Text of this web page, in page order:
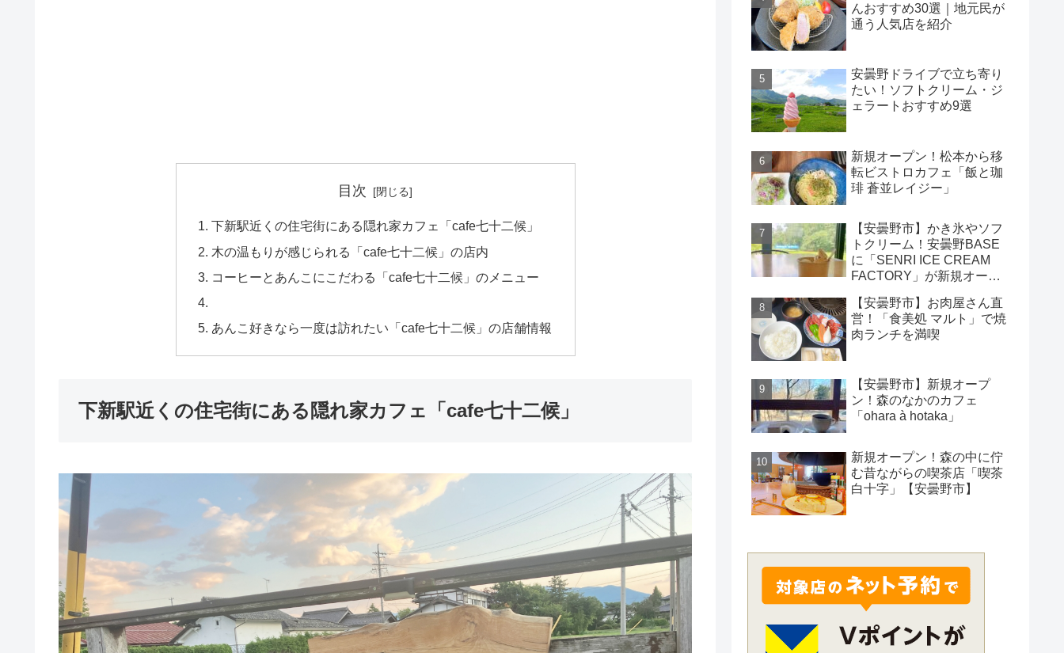
目次
下新駅近くの住宅街にある隠れ家カフェ「cafe七十二候」
木の温もりが感じられる「cafe七十二候」の店内
コーヒーとあんこにこだわる「cafe七十二候」のメニュー
あんこ好きなら一度は訪れたい「cafe七十二候」の店舗情報
下新駅近くの住宅街にある隠れ家カフェ「cafe七十二候」
んおすすめ30選｜地元民が
通う人気店を紹介
安曇野ドライブで立ち寄り
たい！ソフトクリーム・ジ
ェラートおすすめ9選
新規オープン！松本から移
転ビストロカフェ「飯と珈
琲 蒼並レイジー」
【安曇野市】かき氷やソフ
トクリーム！安曇野BASE
に「SENRI ICE CREAM
FACTORY」が新規オープ
【安曇野市】お肉屋さん直
営！「食美処 マルト」で焼
肉ランチを満喫
【安曇野市】新規オープ
ン！森のなかのカフェ
「ohara à hotaka」
新規オープン！森の中に佇
む昔ながらの喫茶店「喫茶
白十字」【安曇野市】